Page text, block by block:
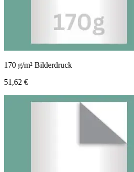
170 g/m² Bilderdruck
51,62 €